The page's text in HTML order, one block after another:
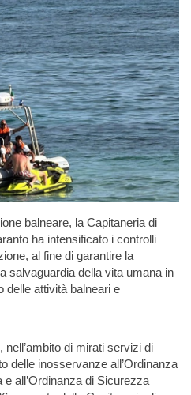
balneare, la Capitaneria di
ha intensificato i controlli
al fine di garantire la
salvaguardia della vita umana in
delle attività balneari e
di mirati servizi di
delle inosservanze all’Ordinanza
all’Ordinanza di Sicurezza